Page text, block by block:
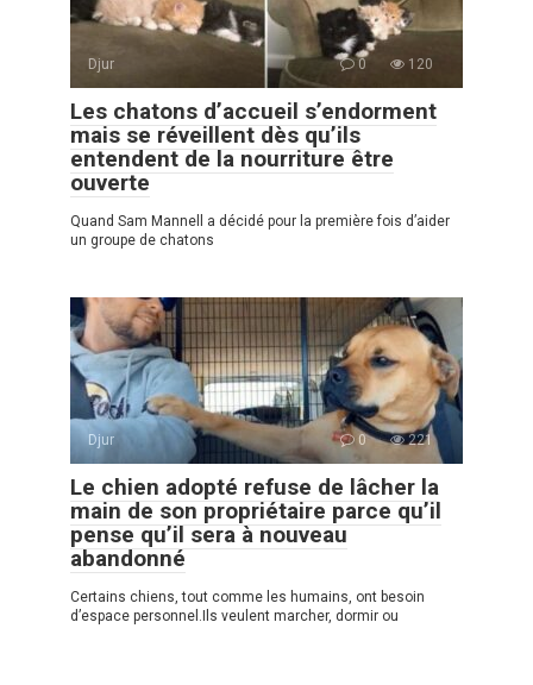
Djur 0 120
Les chatons d’accueil s’endorment
mais se réveillent dès qu’ils
entendent de la nourriture être
ouverte
Quand Sam Mannell a décidé pour la première fois d’aider
un groupe de chatons
Djur 0 221
Le chien adopté refuse de lâcher la
main de son propriétaire parce qu’il
pense qu’il sera à nouveau
abandonné
Certains chiens, tout comme les humains, ont besoin
d’espace personnel.Ils veulent marcher, dormir ou